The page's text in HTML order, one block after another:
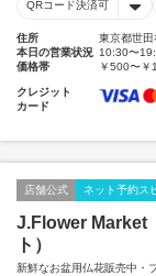
QRコード決済可
住所
東京都世田
本日の営業状況 10:30〜
価格帯
￥500〜￥
クレジット
カード
店舗公式 ネット予約ス
J.Flower Market
ト）
新鮮なお盆用仏花販売中・